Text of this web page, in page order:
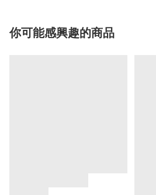
你可能感興趣的商品